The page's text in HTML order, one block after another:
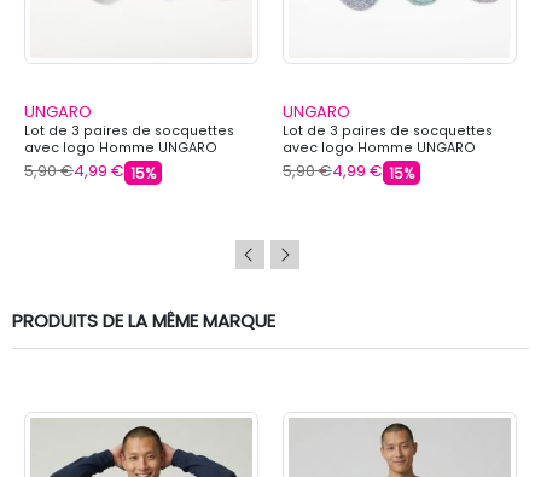
UNGARO
Lot de 3 paires de socquettes
avec logo Homme UNGARO
5,90 €4,99 € 15%
UNGARO
Lot de 3 paires de socquettes
avec logo Homme UNGARO
5,90 €4,99 € 15%
PRODUITS DE LA MÊME MARQUE